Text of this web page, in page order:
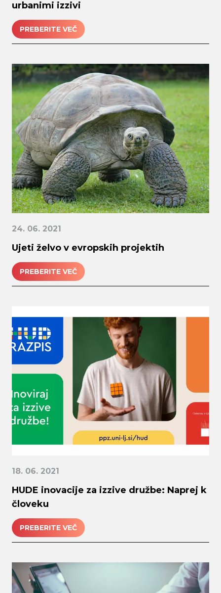
urbanimi izzivi
PREBERITE VEČ
24. 06. 2021
Ujeti želvo v evropskih projektih
PREBERITE VEČ
18. 06. 2021
HUDE inovacije za izzive družbe: Naprej k
človeku
PREBERITE VEČ